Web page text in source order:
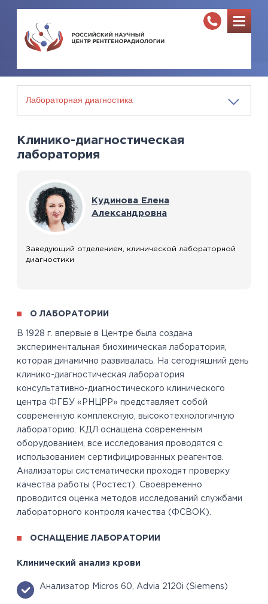
Клинико-диагностическая
лаборатория
Кудинова Елена
Александровна
Заведующий отделением, клинической лабораторной
диагностики
О ЛАБОРАТОРИИ
В 1928 г. впервые в Центре была создана
экспериментальная биохимическая лаборатория,
которая динамично развивалась. На сегодняшний день
клинико-диагностическая лаборатория
консультативно-диагностического клинического
центра ФГБУ «РНЦРР» представляет собой
современную комплексную, высокотехнологичную
лабораторию. КДЛ оснащена современным
оборудованием, все исследования проводятся с
использованием сертифицированных реагентов.
Анализаторы систематически проходят проверку
качества работы (Ростест). Своевременно
проводится оценка методов исследований службами
лабораторного контроля качества (ФСВОК).
ОСНАЩЕНИЕ ЛАБОРАТОРИИ
Клинический анализ крови
Анализатор Micros 60, Advia 2120i (Siemens)